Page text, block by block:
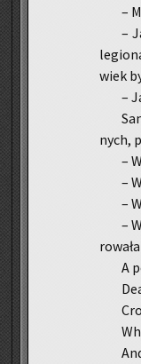
–
–
wiek
–
nych,
–
–
–
–
A